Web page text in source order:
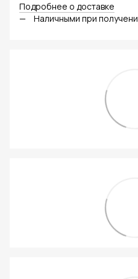
Подробнее о доставке
Наличными при